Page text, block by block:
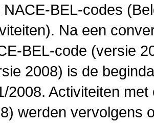
NACE-BEL-codes
Na een
BEL-code (versie
2008) is de
2008. Activiteiten
werden vervolgens